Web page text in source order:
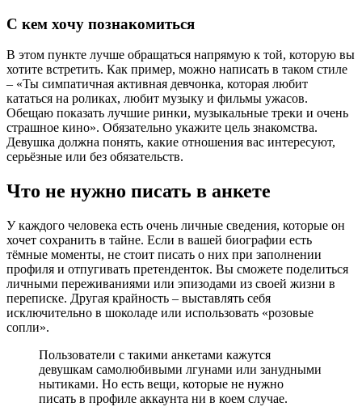
С кем хочу познакомиться
В этом пункте лучше обращаться напрямую к той, которую вы
хотите встретить. Как пример, можно написать в таком стиле
– «Ты симпатичная активная девчонка, которая любит
кататься на роликах, любит музыку и фильмы ужасов.
Обещаю показать лучшие ринки, музыкальные треки и очень
страшное кино». Обязательно укажите цель знакомства.
Девушка должна понять, какие отношения вас интересуют,
серьёзные или без обязательств.
Что не нужно писать в анкете
У каждого человека есть очень личные сведения, которые он
хочет сохранить в тайне. Если в вашей биографии есть
тёмные моменты, не стоит писать о них при заполнении
профиля и отпугивать претенденток. Вы сможете поделиться
личными переживаниями или эпизодами из своей жизни в
переписке. Другая крайность – выставлять себя
исключительно в шоколаде или использовать «розовые
сопли».
Пользователи с такими анкетами кажутся
девушкам самолюбивыми лгунами или занудными
нытиками. Но есть вещи, которые не нужно
писать в профиле аккаунта ни в коем случае.